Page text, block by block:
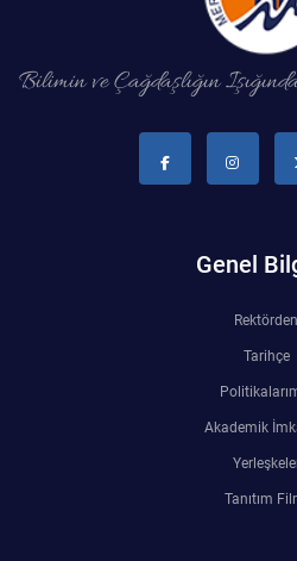
Bilimin ve Çağdaşlığın
Genel
Rektörden
Tarihçe
Akademik
Tanıtım